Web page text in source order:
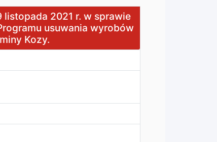
r. w sprawie przeprowadzenia konsultacji
listopada 2021 r. w sprawie
usuwania wyrobów
Kozy.